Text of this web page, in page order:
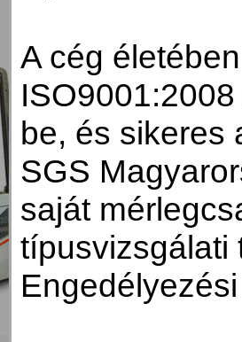
A cég
be, és sikeres
SGS
saját
típusvizsgálati